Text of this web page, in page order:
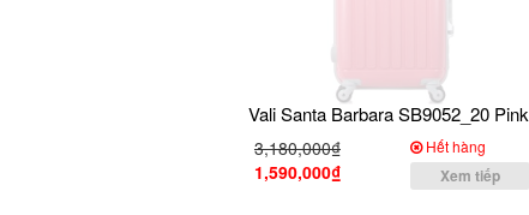
Vali Santa Barbara SB9052_20 Pink
3,180,000₫
1,590,000₫
Hết hàng
Xem tiếp